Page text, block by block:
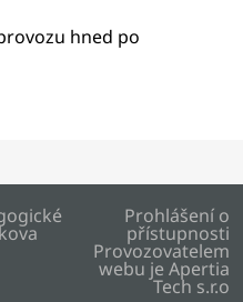
hned po
Prohlášení o
přístupnosti
Provozovatelem
webu je Apertia
Tech s.r.o